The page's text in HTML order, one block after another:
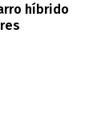
híbrido